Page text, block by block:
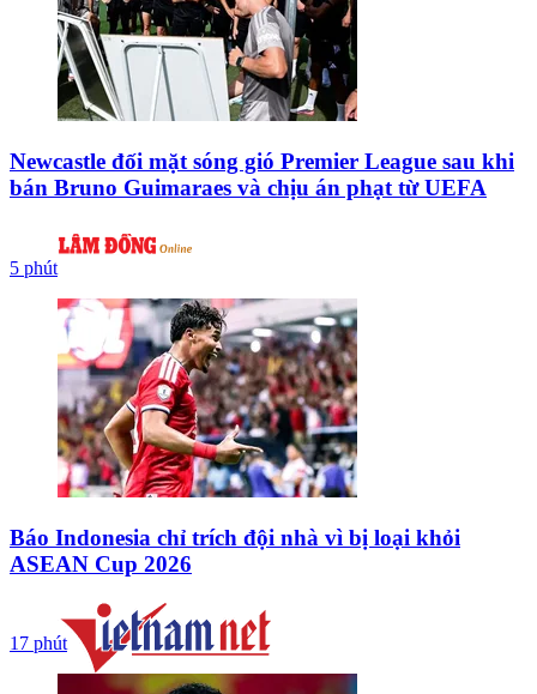
Newcastle đối mặt sóng gió Premier League sau khi
bán Bruno Guimaraes và chịu án phạt từ UEFA
5 phút
Báo Indonesia chỉ trích đội nhà vì bị loại khỏi
ASEAN Cup 2026
17 phút